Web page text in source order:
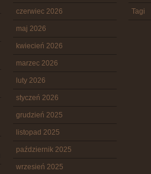
czerwiec 2026
maj 2026
kwiecień 2026
marzec 2026
luty 2026
styczeń 2026
grudzień 2025
listopad 2025
październik 2025
wrzesień 2025
Tagi